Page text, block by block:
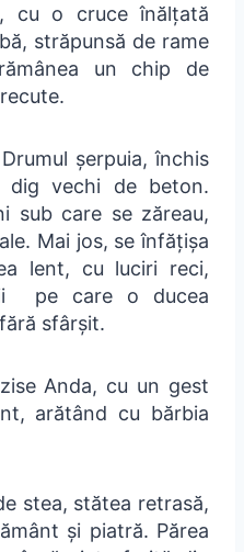
cu o cruce înălțată
străpunsă de rame
un chip de
șerpuia, închis
vechi de beton.
sub care se zăreau,
Mai jos, se înfățișa
lent, cu luciri reci,
pe care o ducea
sfârșit.
Anda, cu un gest
arătând cu bărbia
stea, stătea retrasă,
și piatră. Părea